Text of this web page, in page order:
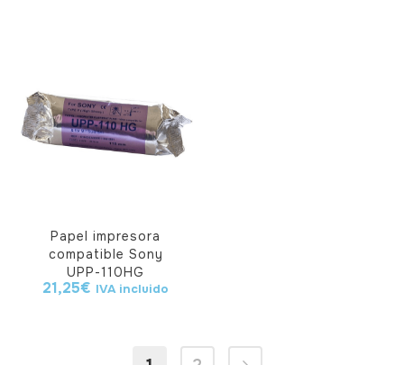
Papel impresora
compatible Sony
UPP-110HG
21,25€ IVA incluido